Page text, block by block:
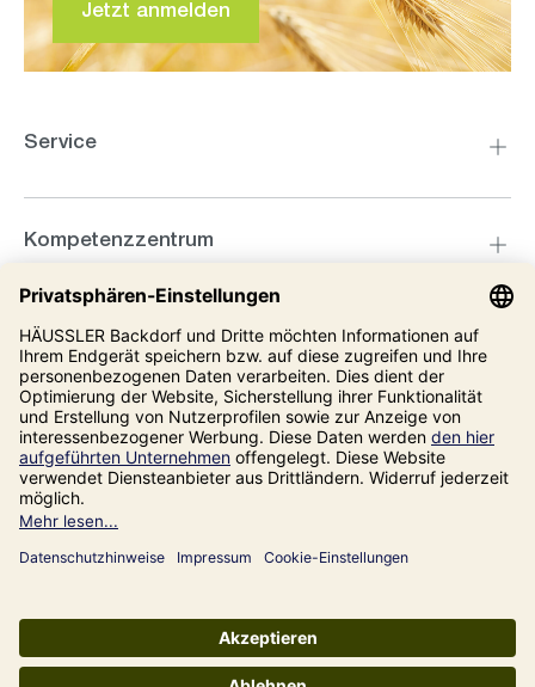
Jetzt anmelden
Service
Kompetenzzentrum
Informationen
Unsere Adresse
Alle Preise inkl. gesetzl. Mehrwertsteuer zzgl.